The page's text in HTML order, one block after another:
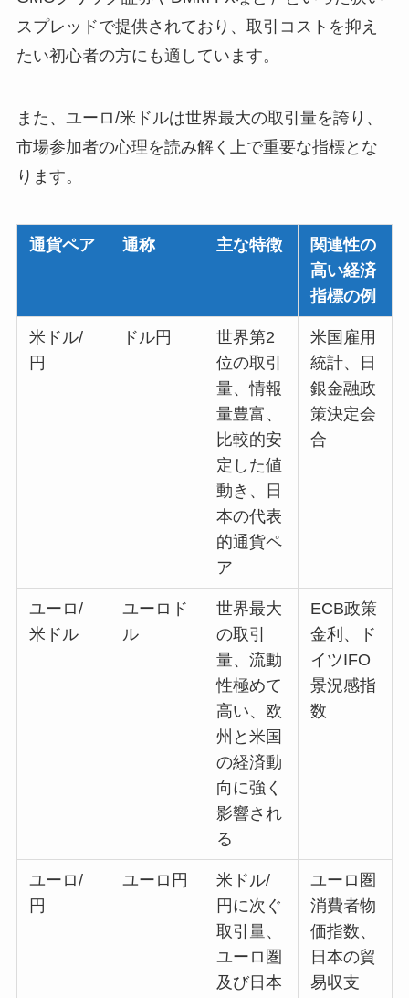
スプレッドで提供されており、取引コストを抑え
たい初心者の方にも適しています。
また、ユーロ/米ドルは世界最大の取引量を誇り、
市場参加者の心理を読み解く上で重要な指標とな
ります。
通貨ペア 通称 主な特徴
関連性の
高い経済
指標の例
米ドル/
円
ドル円
世界第2
位の取引
量、情報
量豊富、
比較的安
定した値
動き、日
本の代表
的通貨ペ
ア
米国雇用
統計、日
銀金融政
策決定会
合
ユーロ/
米ドル
ユーロド
ル
世界最大
の取引
量、流動
性極めて
高い、欧
州と米国
の経済動
向に強く
影響され
る
ECB政策
金利、ド
イツIFO
景況感指
数
ユーロ/
円
ユーロ円
米ドル/
円に次ぐ
取引量、
ユーロ圏
及び日本
ユーロ圏
消費者物
価指数、
日本の貿
易収支